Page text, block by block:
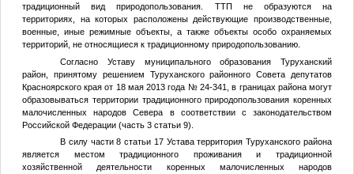
традиционный вид природопользования. ТТП не образуются на
территориях, на которых расположены действующие производственные,
военные, иные режимные объекты, а также объекты особо охраняемых
территорий, не относящиеся к традиционному природопользованию.
Согласно Уставу муниципального образования Туруханский
район, принятому решением Туруханского районного Совета депутатов
Красноярского края от 18 мая 2013 года № 24-341, в границах района могут
образовываться территории традиционного природопользования коренных
малочисленных народов Севера в соответствии с законодательством
Российской Федерации (часть 3 статьи 9).
В силу части 8 статьи 17 Устава территория Туруханского района
является местом традиционного проживания и традиционной
хозяйственной деятельности коренных малочисленных народов